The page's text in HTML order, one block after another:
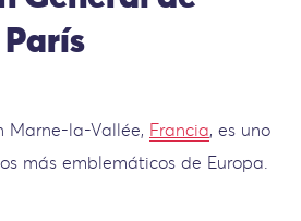
Marne-la-Vallée, Francia, es uno
más emblemáticos de Europa.